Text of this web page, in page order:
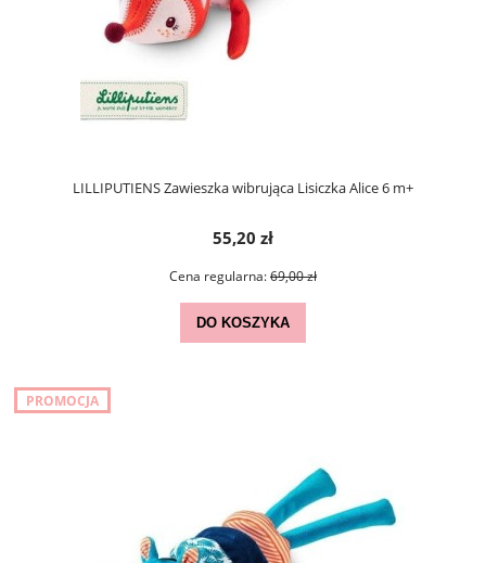
LILLIPUTIENS Zawieszka wibrująca Lisiczka Alice 6 m+
55,20 zł
Cena regularna:69,00 zł
DO KOSZYKA
PROMOCJA